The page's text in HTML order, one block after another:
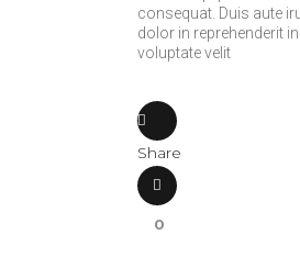
consequat. Duis aute
dolor in reprehenderit in
voluptate velit
Share
0